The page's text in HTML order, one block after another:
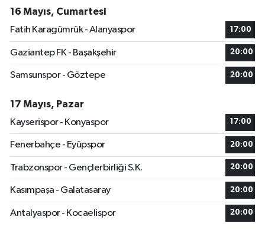
16 Mayıs, Cumartesi
Fatih Karagümrük - Alanyaspor
17:00
Gaziantep FK - Başakşehir 20:00
Samsunspor - Göztepe 20:00
17 Mayıs, Pazar
Kayserispor - Konyaspor
17:00
Fenerbahçe - Eyüpspor 20:00
Trabzonspor - Gençlerbirliği S.K. 20:00
Kasımpaşa - Galatasaray 20:00
Antalyaspor - Kocaelispor 20:00